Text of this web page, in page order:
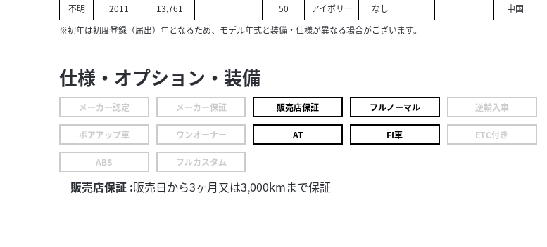
不明
2011
13,761
50
アイボリー
なし
中国
※初年は初度登録（届出）年となるため、モデル年式と装備・仕様が異なる場合がございます。
仕様・オプション・装備
メーカー認定 メーカー保証 販売店保証 フルノーマル 逆輸入車
ボアアップ車 ワンオーナー AT FI車 ETC付き
ABS フルカスタム
販売店保証 :販売日から3ヶ月又は3,000kmまで保証